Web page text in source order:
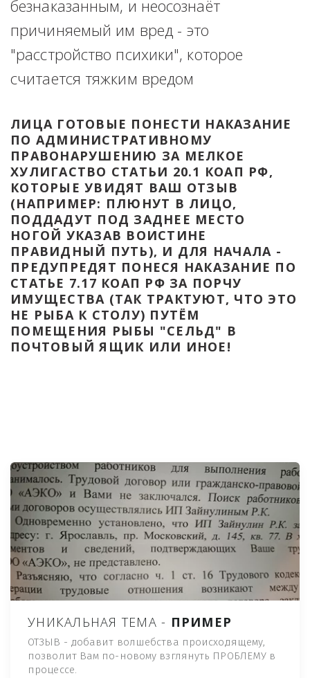
безнаказанным, и неосознаёт
причиняемый им вред - это
"расстройство психики", которое
считается тяжким вредом
ЛИЦА ГОТОВЫЕ ПОНЕСТИ НАКАЗАНИЕ
ПО АДМИНИСТРАТИВНОМУ
ПРАВОНАРУШЕНИЮ ЗА МЕЛКОЕ
ХУЛИГАСТВО СТАТЬИ 20.1 КОАП РФ,
КОТОРЫЕ УВИДЯТ ВАШ ОТЗЫВ
(НАПРИМЕР: ПЛЮНУТ В ЛИЦО,
ПОДДАДУТ ПОД ЗАДНЕЕ МЕСТО
НОГОЙ УКАЗАВ ВОИСТИНЕ
ПРАВИДНЫЙ ПУТЬ), И ДЛЯ НАЧАЛА -
ПРЕДУПРЕДЯТ ПОНЕСЯ НАКАЗАНИЕ ПО
СТАТЬЕ 7.17 КОАП РФ ЗА ПОРЧУ
ИМУЩЕСТВА (ТАК ТРАКТУЮТ, ЧТО ЭТО
НЕ РЫБА К СТОЛУ) ПУТЁМ
ПОМЕЩЕНИЯ РЫБЫ "СЕЛЬД" В
ПОЧТОВЫЙ ЯЩИК ИЛИ ИНОЕ!
УНИКАЛЬНАЯ ТЕМА - ПРИМЕР
ОТЗЫВ - добавит волшебства происходящему,
позволит Вам по-новому взглянуть ПРОБЛЕМУ в
процессе.